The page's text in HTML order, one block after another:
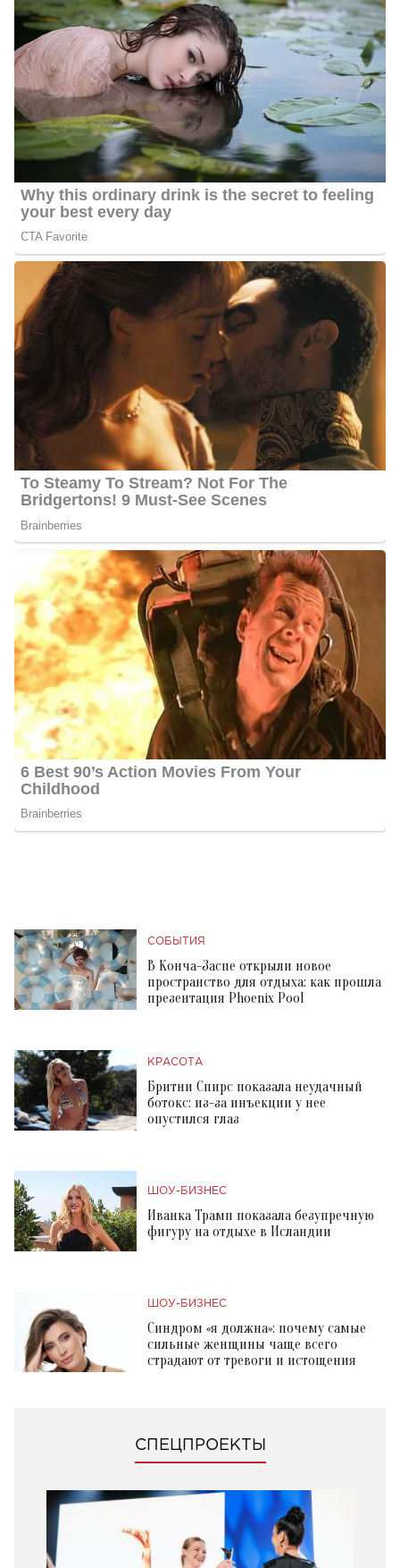
СОБЫТИЯ
В Конча-Заспе открыли новое
пространство для отдыха: как прошла
презентация Phoenix Pool
КРАСОТА
Бритни Спирс показала неудачный
ботокс: из-за инъекции у нее
опустился глаз
ШОУ-БИЗНЕС
Иванка Трамп показала безупречную
фигуру на отдыхе в Исландии
ШОУ-БИЗНЕС
Синдром «я должна»: почему самые
сильные женщины чаще всего
страдают от тревоги и истощения
СПЕЦПРОЕКТЫ